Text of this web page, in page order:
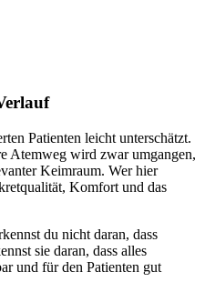
Patienten leicht unterschätzt.
Atemweg wird zwar umgangen,
Keimraum. Wer hier
Komfort und das
du nicht daran, dass
sie daran, dass alles
und für den Patienten gut